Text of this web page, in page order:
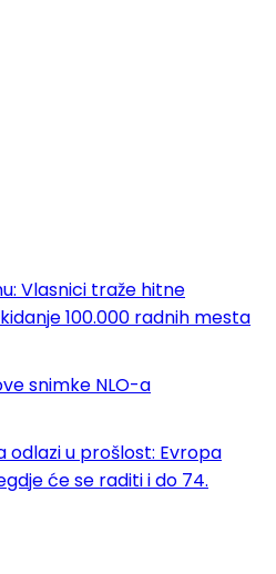
Vlasnici traže hitne
100.000 radnih mesta
snimke NLO-a
odlazi u prošlost: Evropa
će se raditi i do 74.